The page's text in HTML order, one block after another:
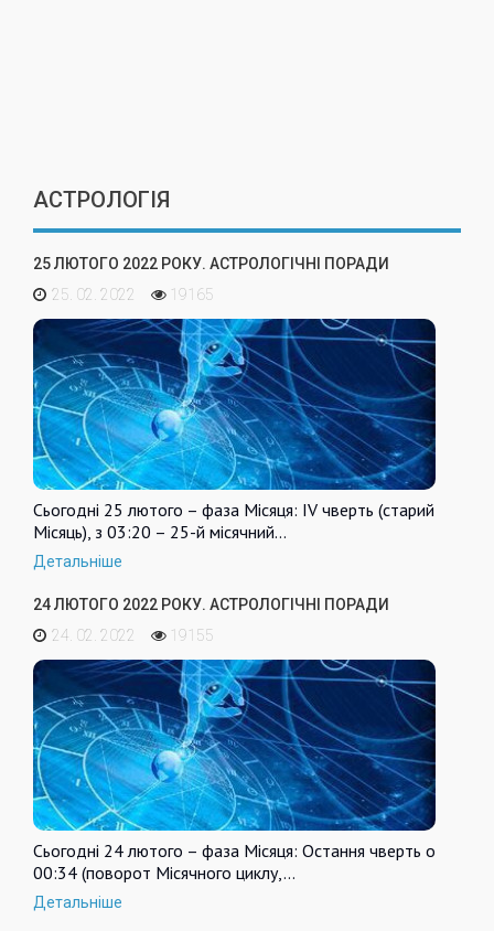
АСТРОЛОГІЯ
25 ЛЮТОГО 2022 РОКУ. АСТРОЛОГІЧНІ ПОРАДИ
25. 02. 2022
19165
Сьогодні 25 лютого – фаза Місяця: IV чверть (старий
Місяць), з 03:20 – 25-й місячний…
Детальніше
24 ЛЮТОГО 2022 РОКУ. АСТРОЛОГІЧНІ ПОРАДИ
24. 02. 2022
19155
Сьогодні 24 лютого – фаза Місяця: Остання чверть о
00:34 (поворот Місячного циклу,…
Детальніше